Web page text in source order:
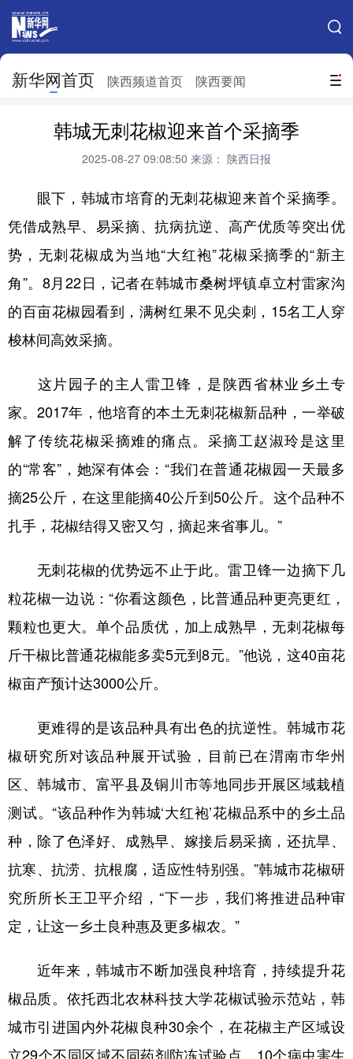
搜索
新华网首页 陕西频道首页 陕西要闻
网站地图
北京 天津 河北 山西
浙江 安徽 江西
广东 广西 海南 重庆
四川 贵州 云南 西藏
陕西
新疆 内蒙古 黑龙江
韩城无刺花椒迎来首个采摘季
2025-08-27 09:08:50 来源： 陕西日报
眼下，韩城市培育的无刺花椒迎来首个采摘季。
凭借成熟早、易采摘、抗病抗逆、高产优质等突出优
势，无刺花椒成为当地“大红袍”花椒采摘季的“新主
角”。8月22日，记者在韩城市桑树坪镇卓立村雷家沟
的百亩花椒园看到，满树红果不见尖刺，15名工人穿
梭林间高效采摘。
这片园子的主人雷卫锋，是陕西省林业乡土专
家。2017年，他培育的本土无刺花椒新品种，一举破
解了传统花椒采摘难的痛点。采摘工赵淑玲是这里
的“常客”，她深有体会：“我们在普通花椒园一天最多
摘25公斤，在这里能摘40公斤到50公斤。这个品种不
扎手，花椒结得又密又匀，摘起来省事儿。”
无刺花椒的优势远不止于此。雷卫锋一边摘下几
粒花椒一边说：“你看这颜色，比普通品种更亮更红，
颗粒也更大。单个品质优，加上成熟早，无刺花椒每
斤干椒比普通花椒能多卖5元到8元。”他说，这40亩花
椒亩产预计达3000公斤。
更难得的是该品种具有出色的抗逆性。韩城市花
椒研究所对该品种展开试验，目前已在渭南市华州
区、韩城市、富平县及铜川市等地同步开展区域栽植
测试。“该品种作为韩城‘大红袍’花椒品系中的乡土品
种，除了色泽好、成熟早、嫁接后易采摘，还抗旱、
抗寒、抗涝、抗根腐，适应性特别强。”韩城市花椒研
究所所长王卫平介绍，“下一步，我们将推进品种审
定，让这一乡土良种惠及更多椒农。”
近年来，韩城市不断加强良种培育，持续提升花
椒品质。依托西北农林科技大学花椒试验示范站，韩
城市引进国内外花椒良种30余个，在花椒主产区域设
立29个不同区域不同药剂防冻试验点、10个病虫害生